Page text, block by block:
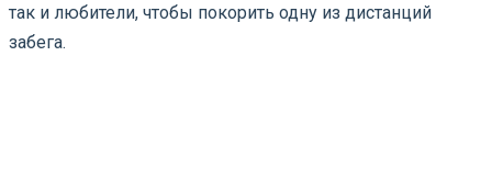
так и любители, чтобы покорить одну из дистанций
забега.